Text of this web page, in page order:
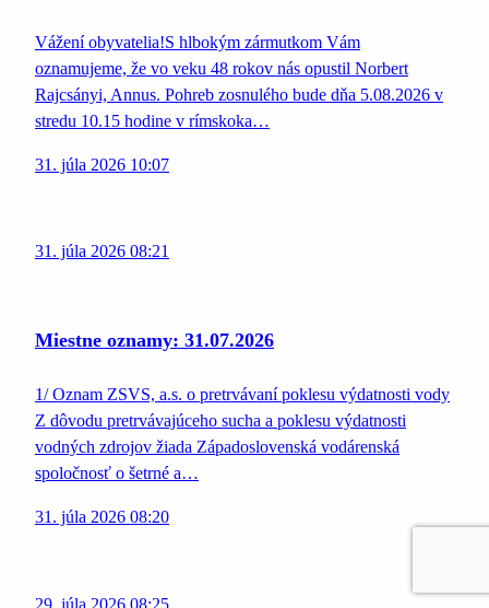
Vážení obyvatelia!S hlbokým zármutkom Vám
oznamujeme, že vo veku 48 rokov nás opustil Norbert
Rajcsányi, Annus. Pohreb zosnulého bude dňa 5.08.2026 v
stredu 10.15 hodine v rímskoka…
31. júla 2026 10:07
31. júla 2026 08:21
Miestne oznamy: 31.07.2026
1/ Oznam ZSVS, a.s. o pretrvávaní poklesu výdatnosti vody
Z dôvodu pretrvávajúceho sucha a poklesu výdatnosti
vodných zdrojov žiada Západoslovenská vodárenská
spoločnosť o šetrné a…
31. júla 2026 08:20